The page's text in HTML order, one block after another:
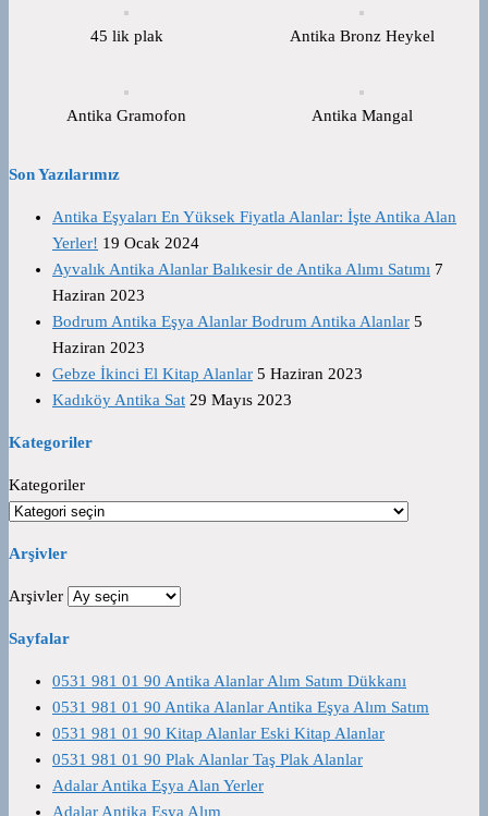
45 lik plak Antika Bronz Heykel
Antika Gramofon Antika Mangal
Son Yazılarımız
Antika Eşyaları En Yüksek Fiyatla Alanlar: İşte Antika Alan
Yerler! 19 Ocak 2024
Ayvalık Antika Alanlar Balıkesir de Antika Alımı Satımı 7
Haziran 2023
Bodrum Antika Eşya Alanlar Bodrum Antika Alanlar 5
Haziran 2023
Gebze İkinci El Kitap Alanlar 5 Haziran 2023
Kadıköy Antika Sat 29 Mayıs 2023
Kategoriler
Kategoriler
Arşivler
Arşivler
Sayfalar
0531 981 01 90 Antika Alanlar Alım Satım Dükkanı
0531 981 01 90 Antika Alanlar Antika Eşya Alım Satım
0531 981 01 90 Kitap Alanlar Eski Kitap Alanlar
0531 981 01 90 Plak Alanlar Taş Plak Alanlar
Adalar Antika Eşya Alan Yerler
Adalar Antika Eşya Alım